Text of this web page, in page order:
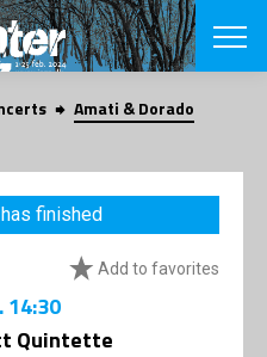
SEARCH
Danish
CHOOSE
VINTERJAZZ
Themes
LOCATIONS
Amati & Dorado
finished
Add to favorites
14:30
Quintette